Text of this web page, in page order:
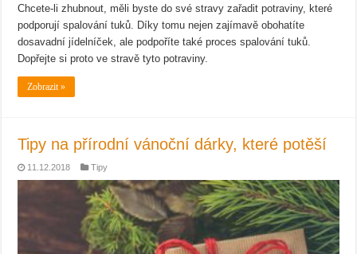
Chcete-li zhubnout, měli byste do své stravy zařadit potraviny, které
podporují spalování tuků. Díky tomu nejen zajímavě obohatíte
dosavadní jídelníček, ale podpoříte také proces spalování tuků.
Dopřejte si proto ve stravě tyto potraviny.
Zobrazit »
Tipy na přírodní vánoční dárky, které potěší
11.12.2018 Tipy